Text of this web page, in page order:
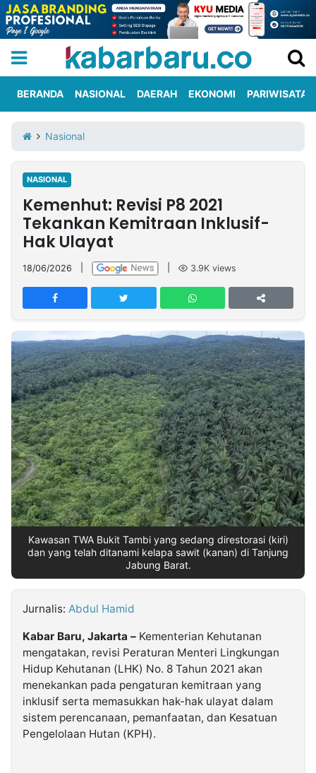
Iklan
Berita
Kami
Nasional
International
Olahraga
Entertainment
Daerah
Pariwisata
Kuliner
Kolom
Network
PT
TREETAN
INDONESIA
Partner
Insight
NTB
Suara
Time
Lens
IDN
Daily
Jogja
Jalan
Rakyat
Idealita
News
Kita
Notice
Radar
Baru
Seedbacklink
Follow
Kabarbaru
Kabarbaru.co
Kabarbaru
BERANDA NASIONAL DAERAH EKONOMI PARIWISATA
Nasional
NASIONAL
Kemenhut: Revisi P8 2021
Tekankan Kemitraan Inklusif-
Hak Ulayat
18/06/2026 3.9K views
Kawasan TWA Bukit Tambi yang sedang direstorasi (kiri)
dan yang telah ditanami kelapa sawit (kanan) di Tanjung
Jabung Barat.
Jurnalis: Abdul Hamid
Kabar Baru, Jakarta – Kementerian Kehutanan
mengatakan, revisi Peraturan Menteri Lingkungan
Hidup Kehutanan (LHK) No. 8 Tahun 2021 akan
menekankan pada pengaturan kemitraan yang
inklusif serta memasukkan hak-hak ulayat dalam
sistem perencanaan, pemanfaatan, dan Kesatuan
Pengelolaan Hutan (KPH).